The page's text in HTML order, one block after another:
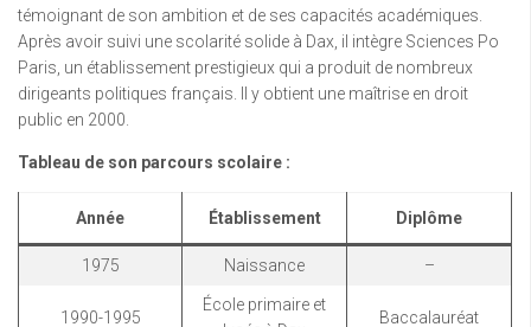
témoignant de son ambition et de ses capacités académiques.
Après avoir suivi une scolarité solide à Dax, il intègre Sciences Po
Paris, un établissement prestigieux qui a produit de nombreux
dirigeants politiques français. Il y obtient une maîtrise en droit
public en 2000.
Tableau de son parcours scolaire :
Année Établissement Diplôme
1975 Naissance –
1990-1995
École primaire et
Baccalauréat